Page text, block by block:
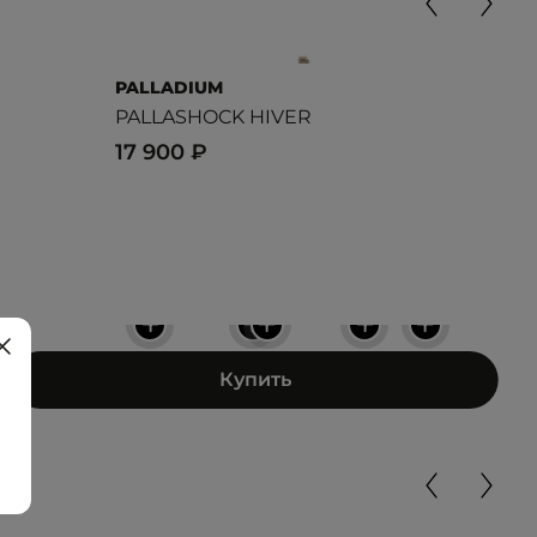
PALLADIUM
PALLASHOCK HIVER
17 900 ₽
+
+
+ + +
Купить